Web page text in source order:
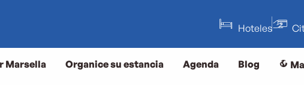
Hoteles
Marsella Organice su estancia Agenda Blog